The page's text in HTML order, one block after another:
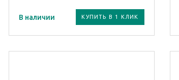
В наличии КУПИТЬ В 1 КЛИК